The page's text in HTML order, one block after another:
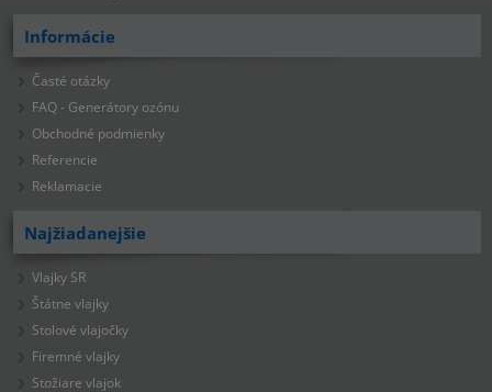
Informácie
Časté otázky
FAQ - Generátory ozónu
Obchodné podmienky
Referencie
Reklamacie
Najžiadanejšie
Vlajky SR
Štátne vlajky
Stolové vlajočky
Firemné vlajky
Stožiare vlajok